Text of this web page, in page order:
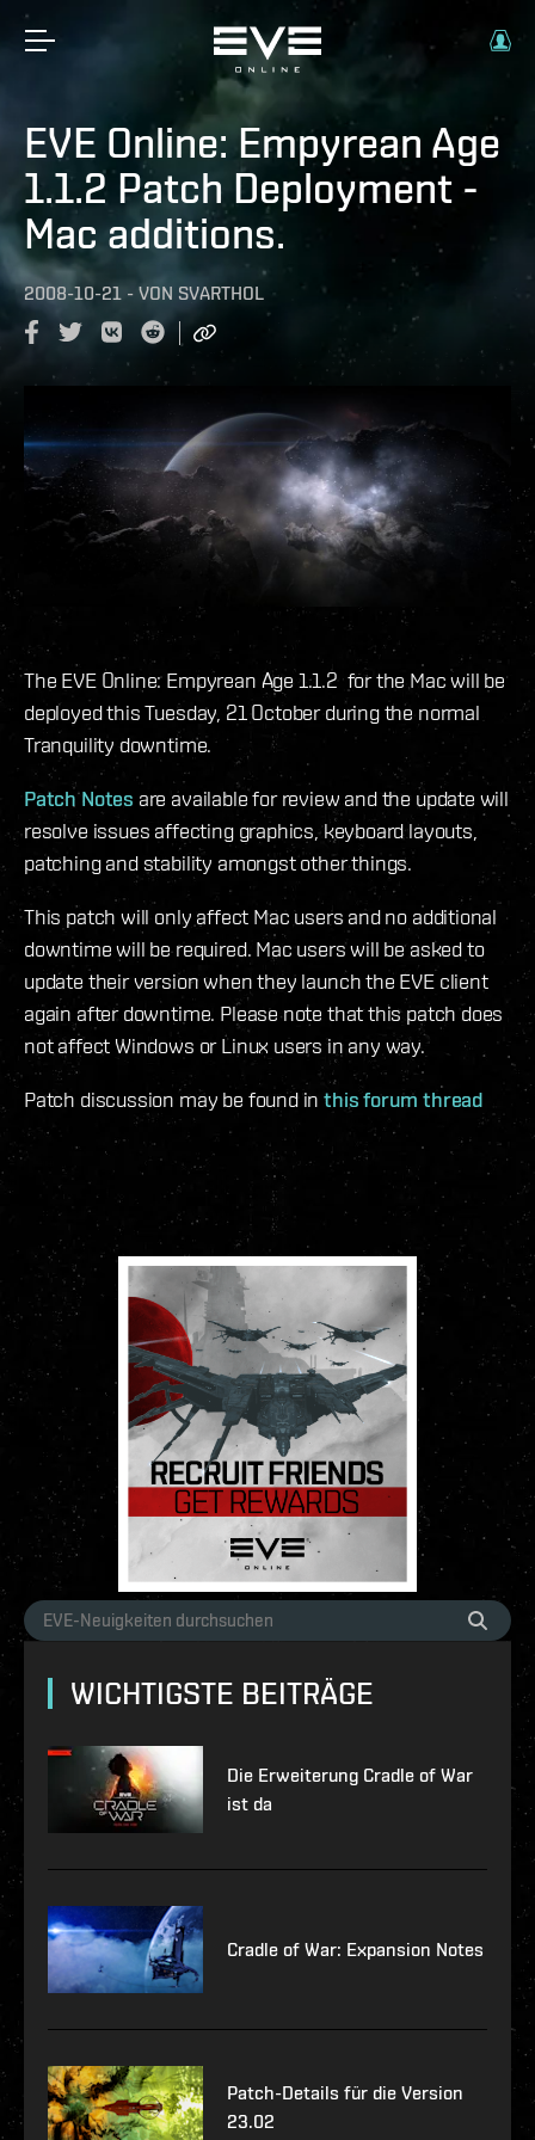
EVE Online: Empyrean Age
1.1.2 Patch Deployment -
Mac additions.
2008-10-21 - VON SVARTHOL
The EVE Online: Empyrean Age 1.1.2 for the Mac will be
deployed this Tuesday, 21 October during the normal
Tranquility downtime.
Patch Notes are available for review and the update will
resolve issues affecting graphics, keyboard layouts,
patching and stability amongst other things.
This patch will only affect Mac users and no additional
downtime will be required. Mac users will be asked to
update their version when they launch the EVE client
again after downtime. Please note that this patch does
not affect Windows or Linux users in any way.
Patch discussion may be found inthis forum thread
WICHTIGSTE BEITRÄGE
Die Erweiterung Cradle of War
ist da
Cradle of War: Expansion Notes
Patch-Details für die Version
23.02